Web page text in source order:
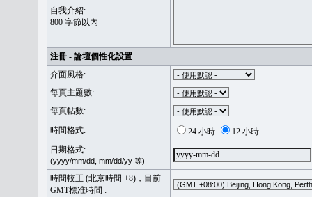
自我介紹:
800 字節以內
注冊 - 論壇個性化設置
介面風格:
每頁主題數:
每頁帖數:
時間格式:
24 小時
12 小時
日期格式:
(yyyy/mm/dd, mm/dd/yy 等)
時間較正 (北京時間 +8)，目前
GMT標准時間 :